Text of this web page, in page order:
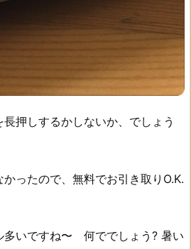
押しするかしないか、でしょう
ったので、無料でお引き取りO.K.
多いですね〜 何ででしょう? 暑い